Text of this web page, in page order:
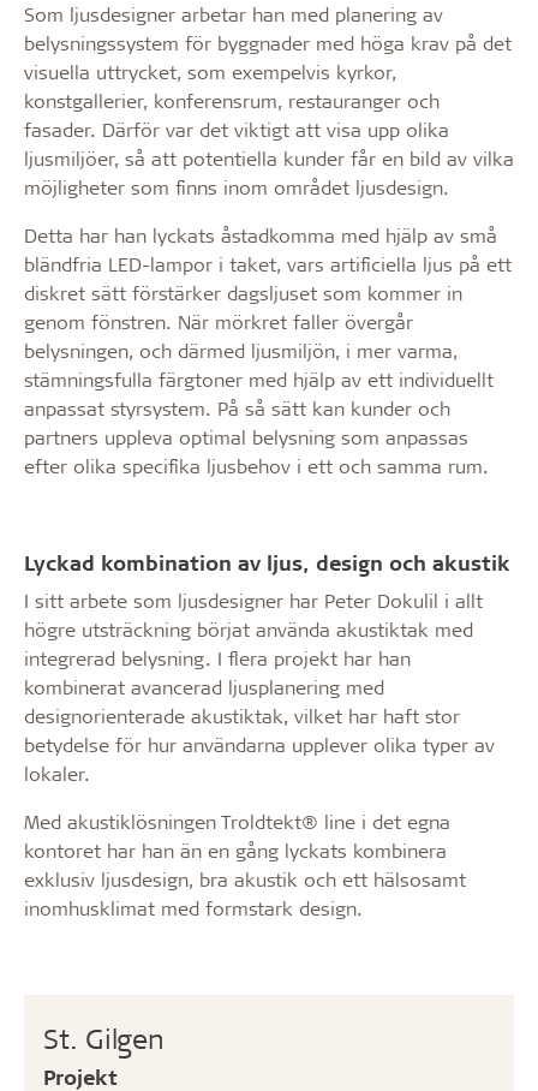
St. Gilgen
Projekt
Som ljusdesigner arbetar han med planering av
belysningssystem för byggnader med höga krav på det
visuella uttrycket, som exempelvis kyrkor,
konstgallerier, konferensrum, restauranger och
fasader. Därför var det viktigt att visa upp olika
ljusmiljöer, så att potentiella kunder får en bild av vilka
möjligheter som finns inom området ljusdesign.
Detta har han lyckats åstadkomma med hjälp av små
bländfria LED-lampor i taket, vars artificiella ljus på ett
diskret sätt förstärker dagsljuset som kommer in
genom fönstren. När mörkret faller övergår
belysningen, och därmed ljusmiljön, i mer varma,
stämningsfulla färgtoner med hjälp av ett individuellt
anpassat styrsystem. På så sätt kan kunder och
partners uppleva optimal belysning som anpassas
efter olika specifika ljusbehov i ett och samma rum.
Lyckad kombination av ljus, design och akustik
I sitt arbete som ljusdesigner har Peter Dokulil i allt
högre utsträckning börjat använda akustiktak med
integrerad belysning. I flera projekt har han
kombinerat avancerad ljusplanering med
designorienterade akustiktak, vilket har haft stor
betydelse för hur användarna upplever olika typer av
lokaler.
Med akustiklösningen Troldtekt® line i det egna
kontoret har han än en gång lyckats kombinera
exklusiv ljusdesign, bra akustik och ett hälsosamt
inomhusklimat med formstark design.